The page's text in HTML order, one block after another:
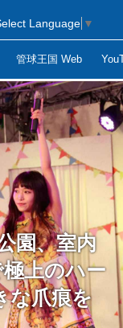
管球王国 Web
Language ▼
園、室内
上のハー
な爪痕を